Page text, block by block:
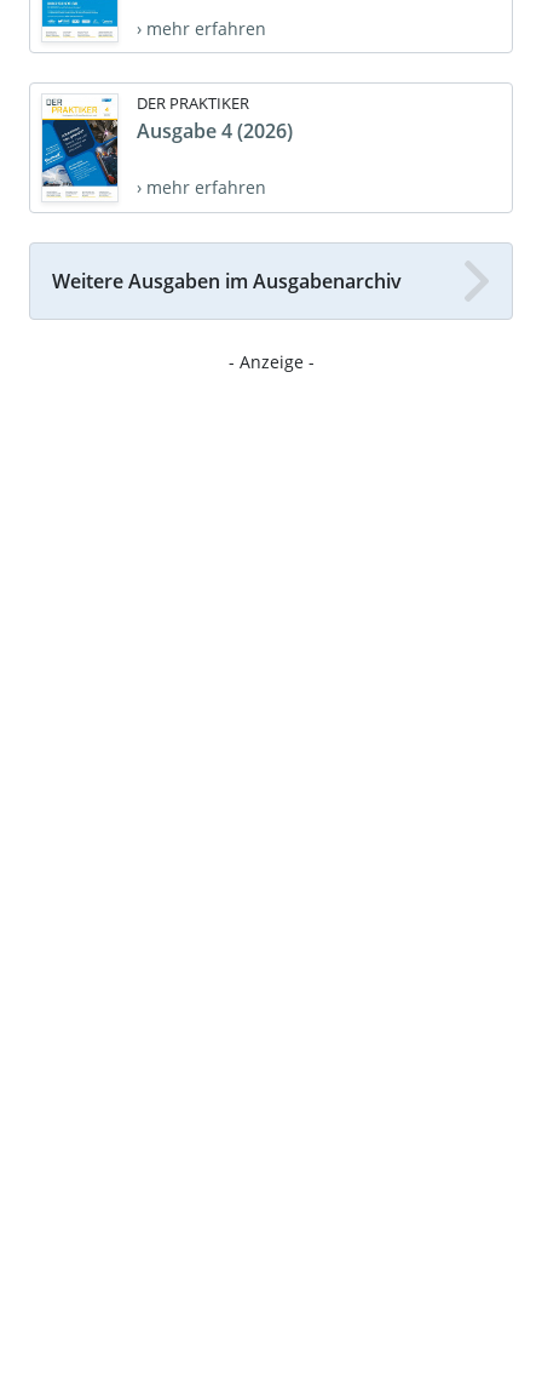
› mehr erfahren
DER PRAKTIKER
Ausgabe 4 (2026)
› mehr erfahren
Weitere Ausgaben im Ausgabenarchiv
- Anzeige -